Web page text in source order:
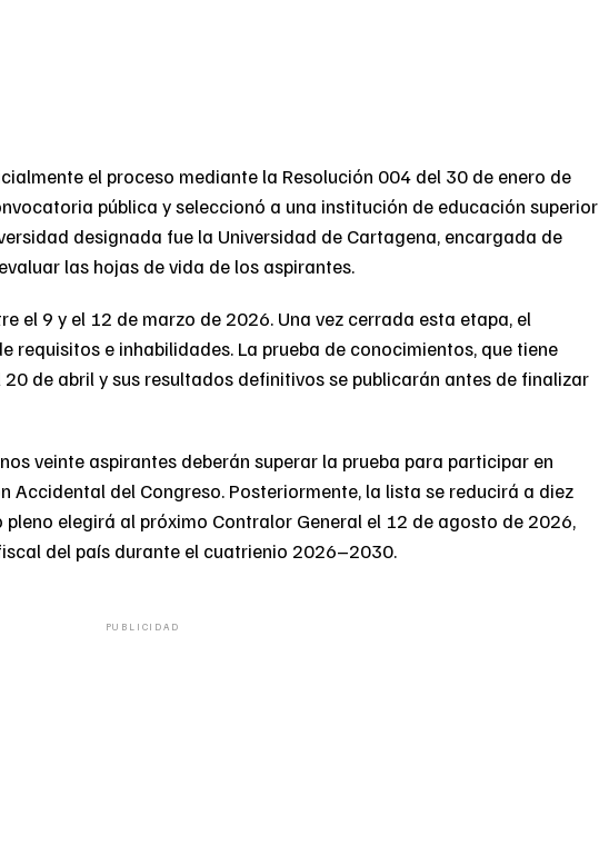
el proceso mediante la Resolución 004 del 30 de enero de
pública y seleccionó a una institución de educación superior
designada fue la Universidad de Cartagena, encargada de
las hojas de vida de los aspirantes.
el 9 y el 12 de marzo de 2026. Una vez cerrada esta etapa, el
requisitos e inhabilidades. La prueba de conocimientos, que tiene
de abril y sus resultados definitivos se publicarán antes de finalizar
veinte aspirantes deberán superar la prueba para participar en
Accidental del Congreso. Posteriormente, la lista se reducirá a diez
pleno elegirá al próximo Contralor General el 12 de agosto de 2026,
del país durante el cuatrienio 2026–2030.
PUBLICIDAD